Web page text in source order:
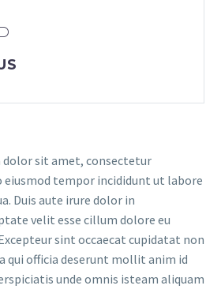
dolor sit amet, consectetur
eiusmod tempor incididunt ut labore
Duis aute irure dolor in
velit esse cillum dolore eu
sint occaecat cupidatat non
qui officia deserunt mollit anim id
unde omnis isteam aliquam